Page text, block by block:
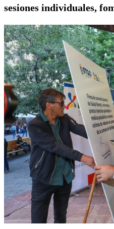
sesiones individuales,